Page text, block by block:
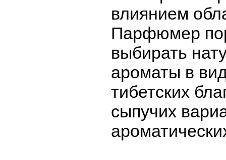
влиянием
Парфюмер
выбирать
ароматы в
тибетских
сыпучих